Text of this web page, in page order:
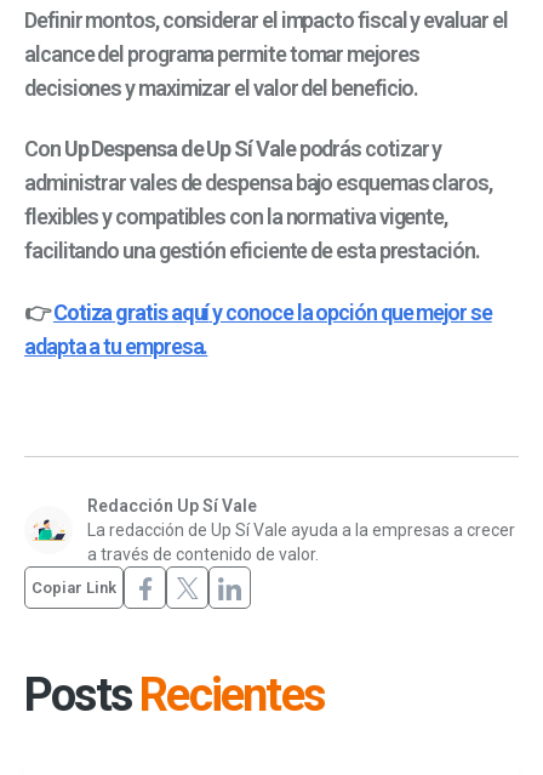
Definir montos, considerar el impacto fiscal y evaluar el
alcance del programa permite tomar mejores
decisiones y maximizar el valor del beneficio.
ConUp Despensa de Up Sí Valepodrás cotizar y
administrar vales de despensa bajo esquemas claros,
flexibles y compatibles con la normativa vigente,
facilitando una gestión eficiente de esta prestación.
👉Cotiza gratis aquíy conoce la opción que mejor se
adapta a tu empresa.
Redacción Up Sí Vale
La redacción de Up Sí Vale ayuda a la empresas a crecer
a través de contenido de valor.
Copiar Link
PostsRecientes